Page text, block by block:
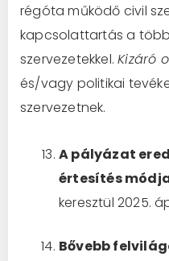
régóta működő civil
kapcsolattartás a
szervezetekkel.Kizáró
és/vagy politikai
szervezetnek.
A pályázat
értesítés
keresztül 2025.
Bővebb